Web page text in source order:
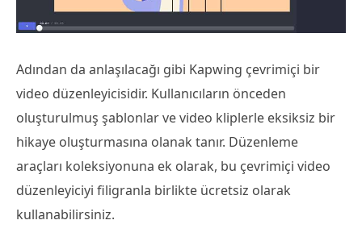
Adından da anlaşılacağı gibi Kapwing çevrimiçi bir
video düzenleyicisidir. Kullanıcıların önceden
oluşturulmuş şablonlar ve video kliplerle eksiksiz bir
hikaye oluşturmasına olanak tanır. Düzenleme
araçları koleksiyonuna ek olarak, bu çevrimiçi video
düzenleyiciyi filigranla birlikte ücretsiz olarak
kullanabilirsiniz.